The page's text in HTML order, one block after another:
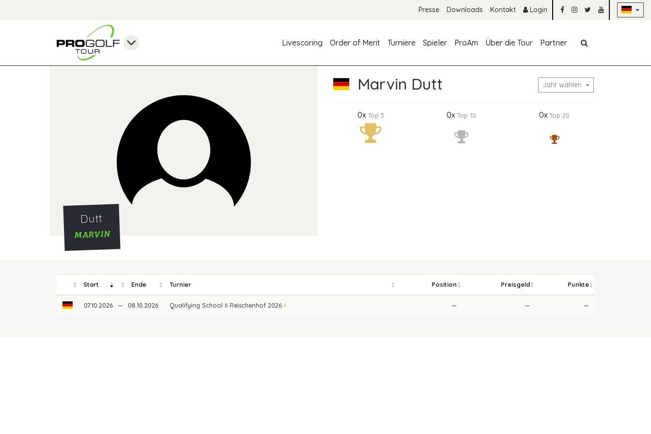
Presse Downloads Kontakt Login
Livescoring
Order of Merit Turniere Spieler ProAm Über die Tour Partner
Dutt
MARVIN
Marvin Dutt Jahr wählen
0xTop 3 0xTop 10 0xTop 20
Start Ende Turnier Position Preisgeld Punkte
07.10.2026 — 08.10.2026 Qualifying School II Reischenhof 2026 — — —